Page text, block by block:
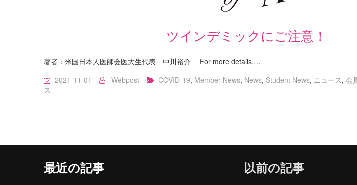
ツインデミックにご注意！
著者：米国日本人医師会医大生代表 中川裕介 For more details,…
2021-11-01
Webpost COVID-19, Member News, News, Student News, ニュース, 会
ス
最近の記事 以前の記事